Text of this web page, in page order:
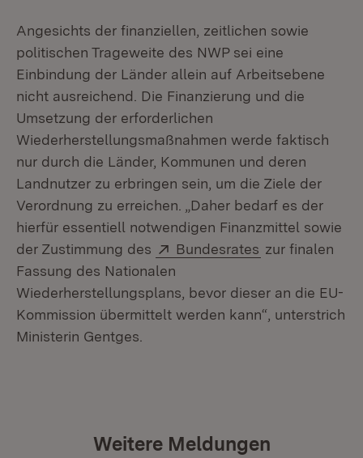
Angesichts der finanziellen, zeitlichen sowie
politischen Trageweite des NWP sei eine
Einbindung der Länder allein auf Arbeitsebene
nicht ausreichend. Die Finanzierung und die
Umsetzung der erforderlichen
Wiederherstellungsmaßnahmen werde faktisch
nur durch die Länder, Kommunen und deren
Landnutzer zu erbringen sein, um die Ziele der
Verordnung zu erreichen. „Daher bedarf es der
hierfür essentiell notwendigen Finanzmittel sowie
der Zustimmung des
Extern:
Bundesrates (Öffnet in
zur finalen
Fassung des Nationalen
Wiederherstellungsplans, bevor dieser an die EU-
Kommission übermittelt werden kann“, unterstrich
Ministerin Gentges.
Weitere Meldungen